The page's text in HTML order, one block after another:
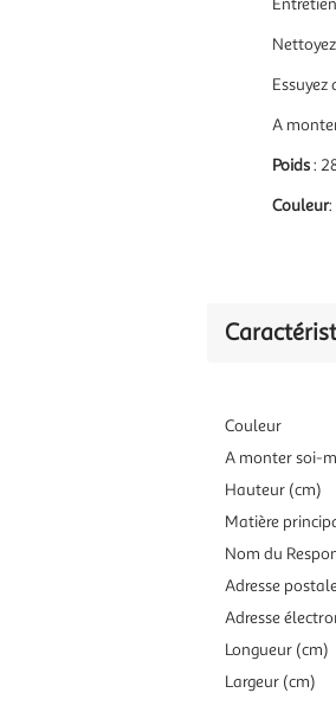
Essuyez
A
Poids:
Couleur
Couleur
A monter soi-
Hauteur (cm)
Matière
Nom du
Adresse
Adresse
Longueur (cm)
Largeur (cm)